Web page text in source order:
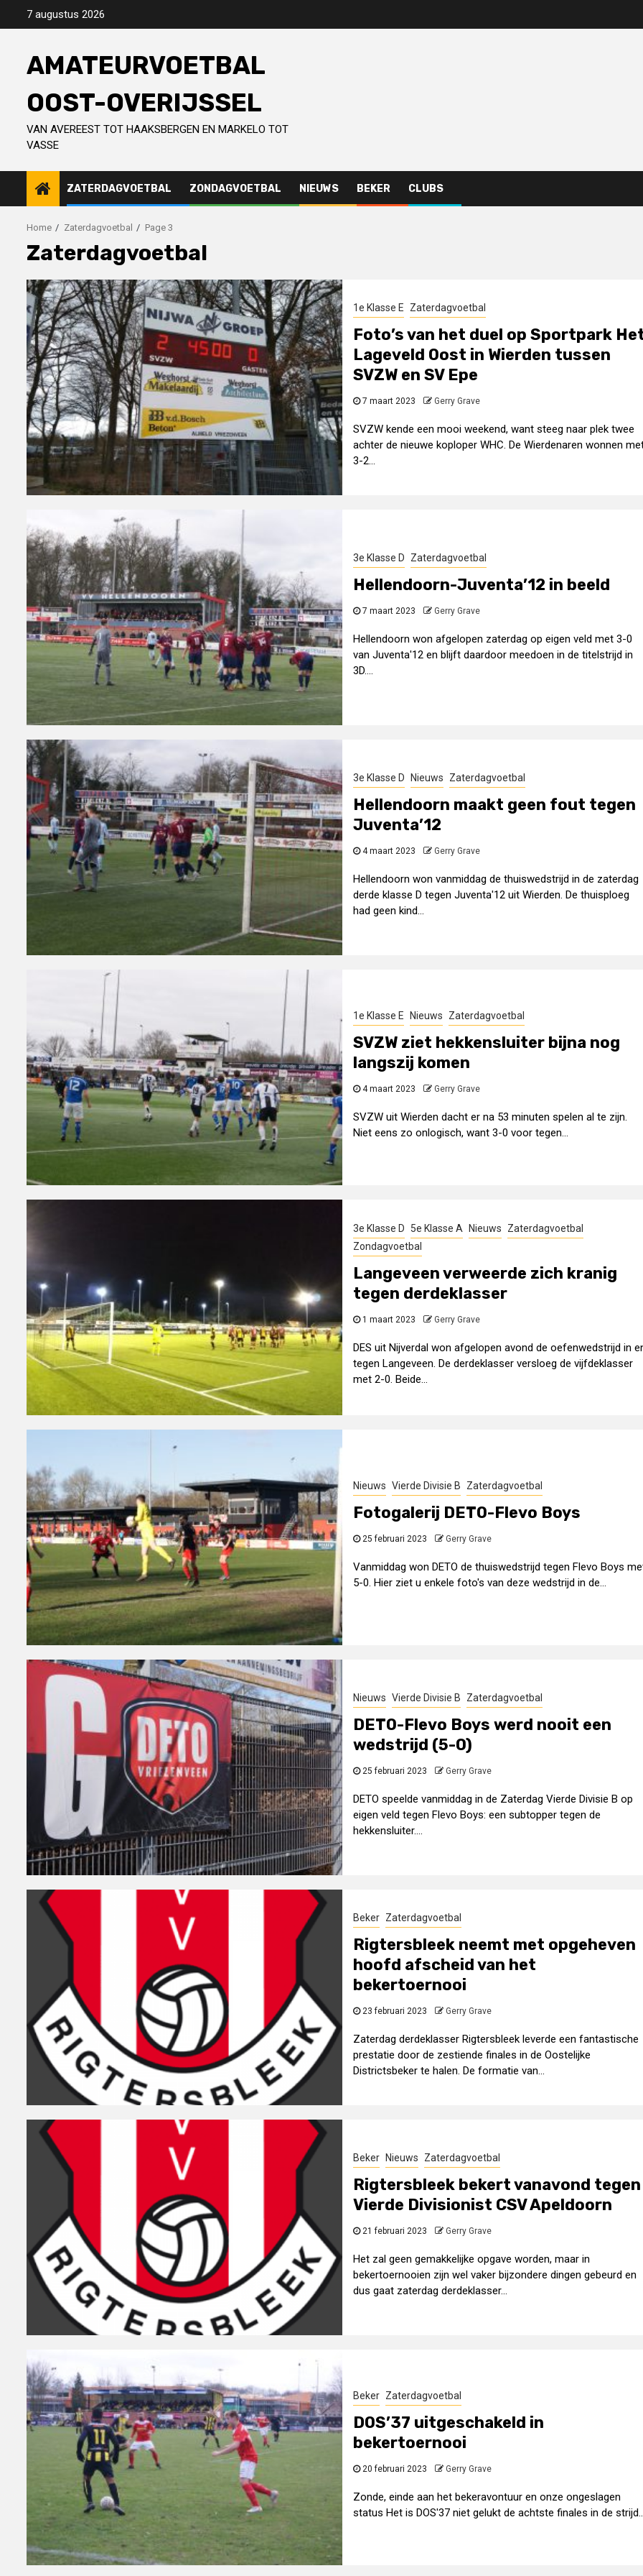
7 augustus 2026
AMATEURVOETBAL
OOST-OVERIJSSEL
VAN AVEREEST TOT HAAKSBERGEN EN MARKELO TOT
VASSE
ZATERDAGVOETBAL ZONDAGVOETBAL NIEUWS BEKER CLUBS
Home Zaterdagvoetbal Page 3
Zaterdagvoetbal
1e Klasse E Zaterdagvoetbal
Foto’s van het duel op Sportpark
Lageveld Oost in Wierden tussen
SVZW en SV Epe
7 maart 2023 Gerry Grave
SVZW kende een mooi weekend, want steeg naar plek twee
achter de nieuwe koploper WHC. De Wierdenaren wonnen
3-2...
3e Klasse D Zaterdagvoetbal
Hellendoorn-Juventa’12 in beeld
7 maart 2023 Gerry Grave
Hellendoorn won afgelopen zaterdag op eigen veld met 3-0
van Juventa'12 en blijft daardoor meedoen in de titelstrijd in
3D....
3e Klasse D Nieuws Zaterdagvoetbal
Hellendoorn maakt geen fout tegen
Juventa’12
4 maart 2023 Gerry Grave
Hellendoorn won vanmiddag de thuiswedstrijd in de zaterdag
derde klasse D tegen Juventa'12 uit Wierden. De thuisploeg
had geen kind...
1e Klasse E Nieuws Zaterdagvoetbal
SVZW ziet hekkensluiter bijna nog
langszij komen
4 maart 2023 Gerry Grave
SVZW uit Wierden dacht er na 53 minuten spelen al te zijn.
Niet eens zo onlogisch, want 3-0 voor tegen...
3e Klasse D 5e Klasse A Nieuws
Zaterdagvoetbal
Zondagvoetbal
Langeveen verweerde zich kranig
tegen derdeklasser
1 maart 2023 Gerry Grave
DES uit Nijverdal won afgelopen avond de oefenwedstrijd in
tegen Langeveen. De derdeklasser versloeg de vijfdeklasser
met 2-0. Beide...
Nieuws Vierde Divisie B Zaterdagvoetbal
Fotogalerij DETO-Flevo Boys
25 februari 2023 Gerry Grave
Vanmiddag won DETO de thuiswedstrijd tegen Flevo Boys
5-0. Hier ziet u enkele foto's van deze wedstrijd in de...
Nieuws Vierde Divisie B Zaterdagvoetbal
DETO-Flevo Boys werd nooit een
wedstrijd (5-0)
25 februari 2023 Gerry Grave
DETO speelde vanmiddag in de Zaterdag Vierde Divisie B op
eigen veld tegen Flevo Boys: een subtopper tegen de
hekkensluiter....
Beker Zaterdagvoetbal
Rigtersbleek neemt met opgeheven
hoofd afscheid van het
bekertoernooi
23 februari 2023 Gerry Grave
Zaterdag derdeklasser Rigtersbleek leverde een fantastische
prestatie door de zestiende finales in de Oostelijke
Districtsbeker te halen. De formatie van...
Beker Nieuws Zaterdagvoetbal
Rigtersbleek bekert vanavond tegen
Vierde Divisionist CSV Apeldoorn
21 februari 2023 Gerry Grave
Het zal geen gemakkelijke opgave worden, maar in
bekertoernooien zijn wel vaker bijzondere dingen gebeurd en
dus gaat zaterdag derdeklasser...
Beker Zaterdagvoetbal
DOS’37 uitgeschakeld in
bekertoernooi
20 februari 2023 Gerry Grave
Zonde, einde aan het bekeravontuur en onze ongeslagen
status Het is DOS'37 niet gelukt de achtste finales in de